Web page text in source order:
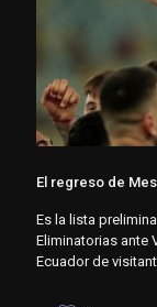
El regreso de
Es la lista
Eliminatorias ante
Ecuador de